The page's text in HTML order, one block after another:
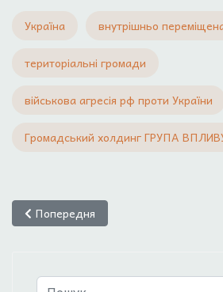
Україна внутрішньо
територіальні громади
військова агресія рф проти України
Громадський холдинг ГРУПА
Попередня стаття: Проблеми
Попередня
Пошук